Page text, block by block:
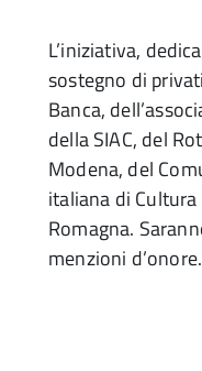
L’iniziativa,
sostegno di
Banca,
della SIAC, del
Modena, del
italiana di
Romagna.
menzioni d’onore.